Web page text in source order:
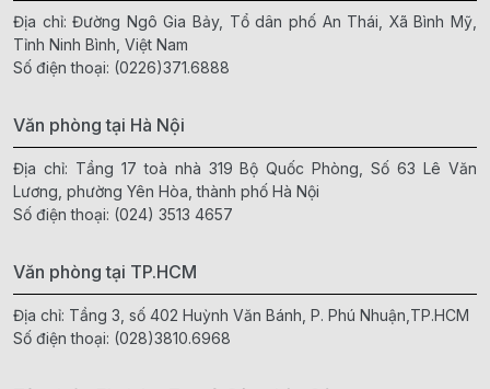
Địa chỉ: Đường Ngô Gia Bảy, Tổ dân phố An Thái, Xã Bình Mỹ,
Tỉnh Ninh Bình, Việt Nam
Số điện thoại: (0226)371.6888
Văn phòng tại Hà Nội
Địa chỉ: Tầng 17 toà nhà 319 Bộ Quốc Phòng, Số 63 Lê Văn
Lương, phường Yên Hòa, thành phố Hà Nội
Số điện thoại: (024) 3513 4657
Văn phòng tại TP.HCM
Địa chỉ: Tầng 3, số 402 Huỳnh Văn Bánh, P. Phú Nhuận,TP.HCM
Số điện thoại: (028)3810.6968